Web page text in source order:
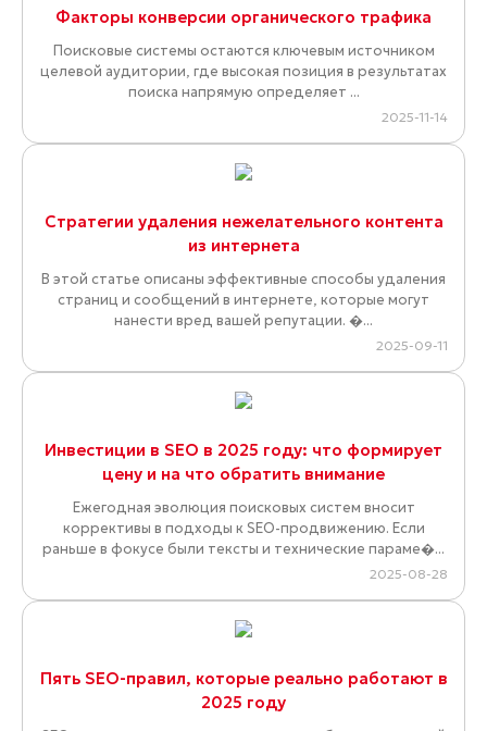
Факторы конверсии органического трафика
Поисковые системы остаются ключевым источником
целевой аудитории, где высокая позиция в результатах
поиска напрямую определяет ...
2025-11-14
Стратегии удаления нежелательного контента
из интернета
В этой статье описаны эффективные способы удаления
страниц и сообщений в интернете, которые могут
нанести вред вашей репутации. �...
2025-09-11
Инвестиции в SEO в 2025 году: что формирует
цену и на что обратить внимание
Ежегодная эволюция поисковых систем вносит
коррективы в подходы к SEO-продвижению. Если
раньше в фокусе были тексты и технические параме�...
2025-08-28
Пять SEO-правил, которые реально работают в
2025 году